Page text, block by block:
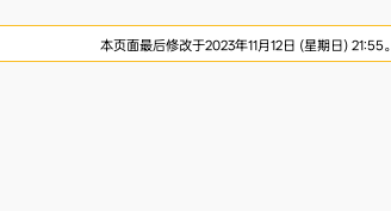
本页面最后修改于2023年11月12日 (星期日) 21:55。